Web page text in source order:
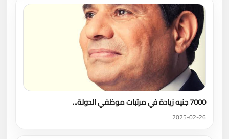
7000 جنيه زيادة في مرتبات موظفي الدولة...
2025-02-26